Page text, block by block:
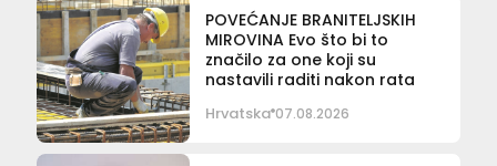
POVEĆANJE BRANITELJSKIH
MIROVINA Evo što bi to
značilo za one koji su
nastavili raditi nakon rata
Hrvatska 07.08.2026